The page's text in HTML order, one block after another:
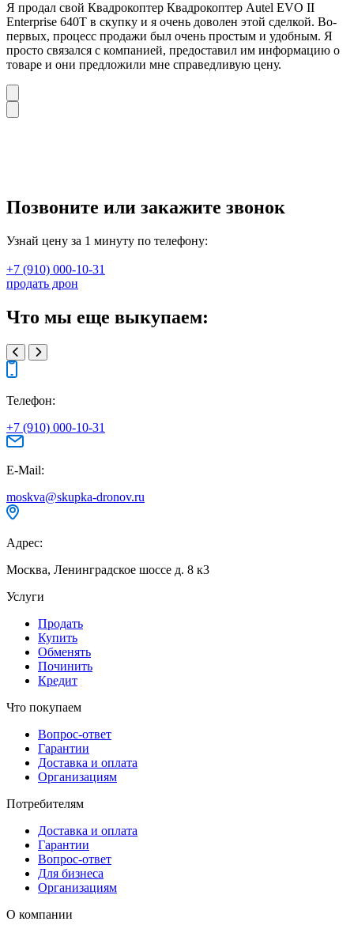
Я продал свой Квадрокоптер Квадрокоптер Autel EVO II
Enterprise 640T в скупку и я очень доволен этой сделкой. Во-
первых, процесс продажи был очень простым и удобным. Я
просто связался с компанией, предоставил им информацию о
товаре и они предложили мне справедливую цену.
Позвоните или закажите звонок
Узнай цену за 1 минуту по телефону:
+7 (910) 000-10-31
продать дрон
Что мы еще выкупаем:
Телефон:
+7 (910) 000-10-31
E-Mail:
moskva@skupka-dronov.ru
Адрес:
Москва, Ленинградское шоссе д. 8 к3
Услуги
Продать
Купить
Обменять
Починить
Кредит
Что покупаем
Вопрос-ответ
Гарантии
Доставка и оплата
Организациям
Потребителям
Доставка и оплата
Гарантии
Вопрос-ответ
Для бизнеса
Организациям
О компании